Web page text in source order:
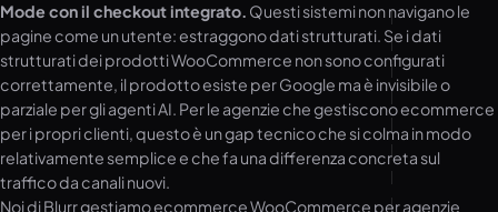
Mode con il checkout integrato. Questi sistemi non navigano le
pagine come un utente: estraggono dati strutturati. Se i dati
strutturati dei prodotti WooCommerce non sono configurati
correttamente, il prodotto esiste per Google ma è invisibile o
parziale per gli agenti AI. Per le agenzie che gestiscono ecommerce
per i propri clienti, questo è un gap tecnico che si colma in modo
relativamente semplice e che fa una differenza concreta sul
traffico da canali nuovi.
Noi di Blurr gestiamo ecommerce WooCommerce per agenzie